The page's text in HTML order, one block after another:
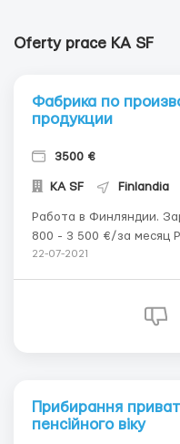
Oferty prace KA SF
Фабрика по
продукции
3500 €
KA SF Finlandia
Работа в Финляндии. Зарплата до 3500 евро в месяц. 2
800 - 3 500 €/за месяц Работа на полную ставку
Постоянная работа Страна: Финляндия Описание
продукции.
22-07-2021
Прибирання
пенсійного віку